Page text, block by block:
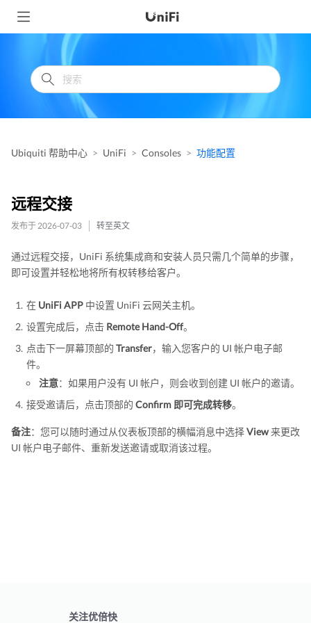
Ubiquiti 帮助中心 UniFi Consoles 功能配置
远程交接
发布于 2026-07-03 转至英文
通过远程交接，UniFi 系统集成商和安装人员只需几个简单的步骤，
即可设置并轻松地将所有权转移给客户。
在 UniFi APP 中设置 UniFi 云网关主机。
设置完成后，点击 Remote Hand-Off。
点击下一屏幕顶部的 Transfer，输入您客户的 UI 帐户电子邮
件。
注意：如果用户没有 UI 帐户，则会收到创建 UI 帐户的邀请。
接受邀请后，点击顶部的 Confirm 即可完成转移。
备注：您可以随时通过从仪表板顶部的横幅消息中选择View来更改
UI 帐户电子邮件、重新发送邀请或取消该过程。
关注优倍快